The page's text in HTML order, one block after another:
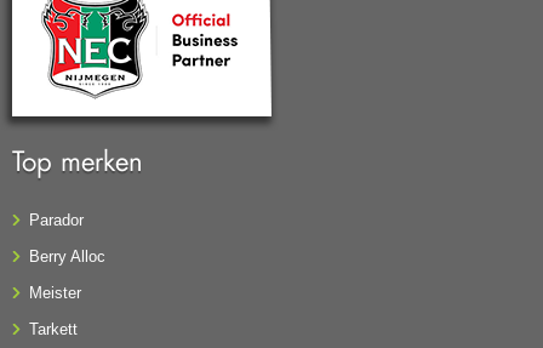
Top merken
Parador
Berry Alloc
Meister
Tarkett